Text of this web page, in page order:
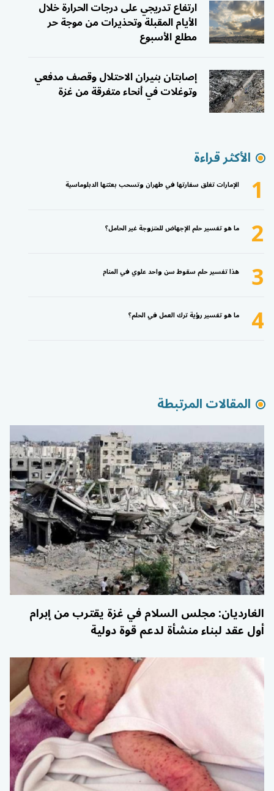
ارتفاع تدريجي على درجات الحرارة خلال
الأيام المقبلة وتحذيرات من موجة حر
مطلع الأسبوع
إصابتان بنيران الاحتلال وقصف مدفعي
وتوغلات في أنحاء متفرقة من غزة
الأكثر قراءة
1 الإمارات تغلق سفارتها في طهران وتسحب بعثتها الدبلوماسية
2 ما هو تفسير حلم الإجهاض للمتزوجة غير الحامل؟
3 هذا تفسير حلم سقوط سن واحد علوي في المنام
4 ما هو تفسير رؤية ترك العمل في الحلم؟
المقالات المرتبطة
الغارديان: مجلس السلام في غزة يقترب من إبرام
أول عقد لبناء منشأة لدعم قوة دولية